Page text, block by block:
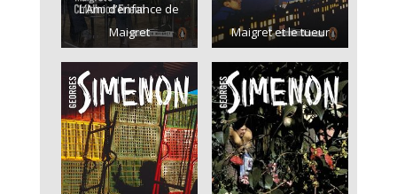
L’Ami d’enfance de
Maigret
Maigret et le tueur